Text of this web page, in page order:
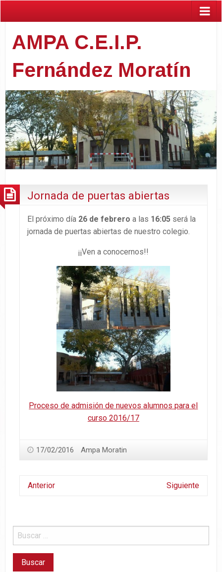
AMPA C.E.I.P.
Fernández Moratín
Jornada de puertas abiertas
El próximo día 26 de febrero a las 16:05 será la
jornada de puertas abiertas de nuestro colegio.
¡¡Ven a conocernos!!
Proceso de admisión de nuevos alumnos para el
curso 2016/17
17/02/2016 Ampa Moratin
Anterior Siguiente